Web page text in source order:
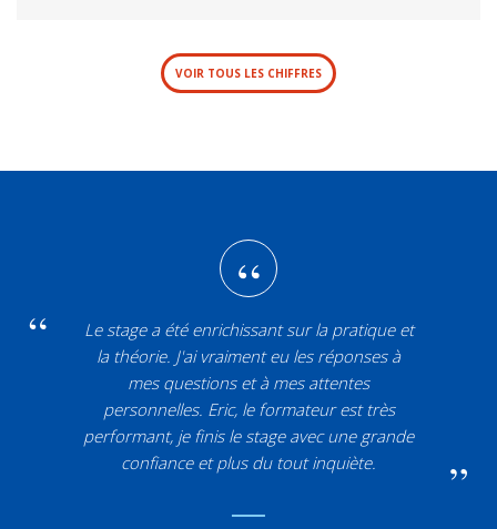
VOIR TOUS LES CHIFFRES
“
Le stage a été enrichissant sur la pratique et
la théorie. J'ai vraiment eu les réponses à
mes questions et à mes attentes
personnelles. Eric, le formateur est très
performant, je finis le stage avec une grande
confiance et plus du tout inquiète.